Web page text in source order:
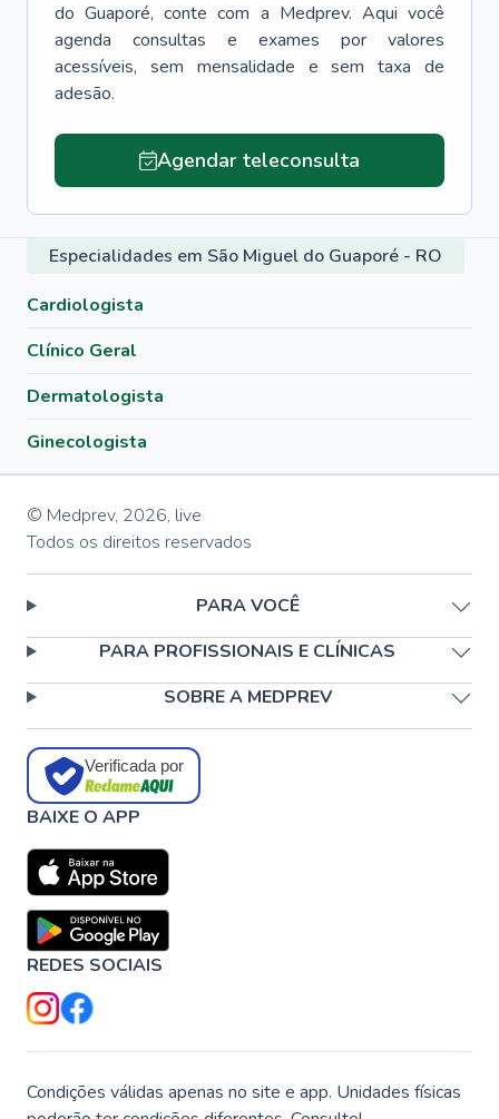
do Guaporé, conte com a Medprev. Aqui você
agenda consultas e exames por valores
acessíveis, sem mensalidade e sem taxa de
adesão.
Agendar teleconsulta
Especialidades em São Miguel do Guaporé - RO
Cardiologista
Clínico Geral
Dermatologista
Ginecologista
© Medprev, 2026, live
Todos os direitos reservados
PARA VOCÊ
PARA PROFISSIONAIS E CLÍNICAS
SOBRE A MEDPREV
Verificada por
BAIXE O APP
REDES SOCIAIS
Condições válidas apenas no site e app. Unidades físicas